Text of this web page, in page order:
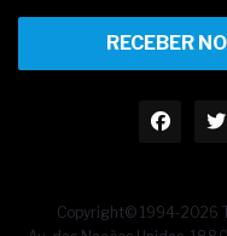
RECEBER
Copyright© 1994-2026